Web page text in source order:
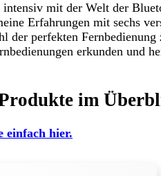
mit der Welt der
Erfahrungen mit sechs
der perfekten
erkunden und
im
einfach hier.